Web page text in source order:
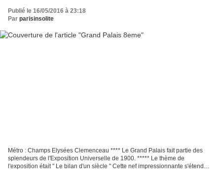
Publié le 16/05/2016 à 23:18
Par parisinsolite
Métro : Champs Elysées Clemenceau **** Le Grand Palais fait partie des
splendeurs de l'Exposition Universelle de 1900. ***** Le thème de
l'exposition était " Le bilan d'un siècle " Cette nef impressionnante s'étend